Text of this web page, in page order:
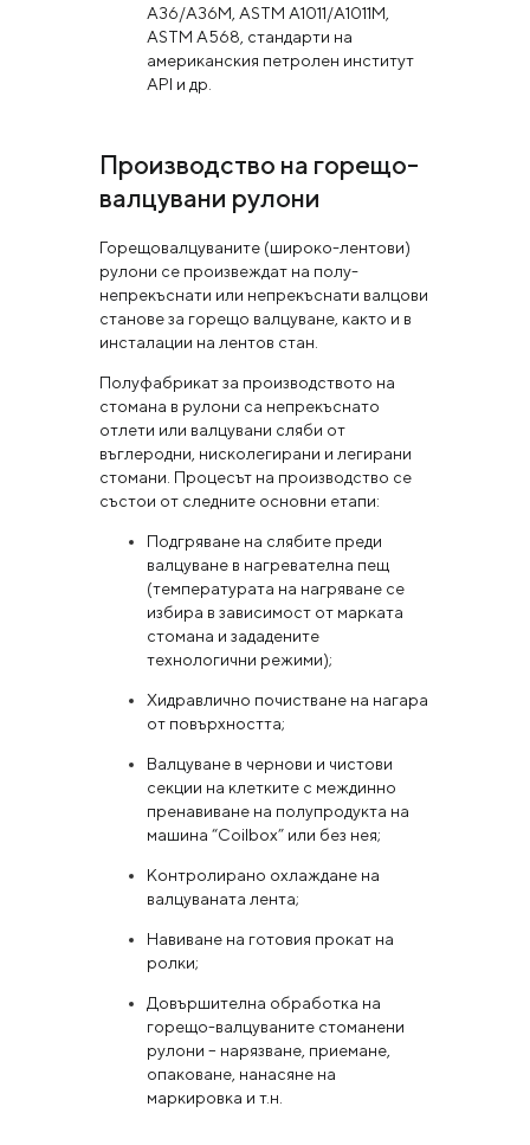
A36/A36M, ASTM A1011/A1011M,
ASTM A568, стандарти на
американския петролен институт
API и др.
Производство на горещо-
валцувани рулони
Горещовалцуваните (широко-лентови)
рулони се произвеждат на полу-
непрекъснати или непрекъснати валцови
станове за горещо валцуване, както и в
инсталации на лентов стан.
Полуфабрикат за производството на
стомана в рулони са непрекъснато
отлети или валцувани сляби от
въглеродни, нисколегирани и легирани
стомани. Процесът на производство се
състои от следните основни етапи:
Подгряване на слябите преди
валцуване в нагревателна пещ
(температурата на нагряване се
избира в зависимост от марката
стомана и зададените
технологични режими);
Хидравлично почистване на нагара
от повърхността;
Валцуване в чернови и чистови
секции на клетките с междинно
пренавиване на полупродукта на
машина “Coilbox” или без нея;
Контролирано охлаждане на
валцуваната лента;
Навиване на готовия прокат на
ролки;
Довършителна обработка на
горещо-валцуваните стоманени
рулони – нарязване, приемане,
опаковане, нанасяне на
маркировка и т.н.